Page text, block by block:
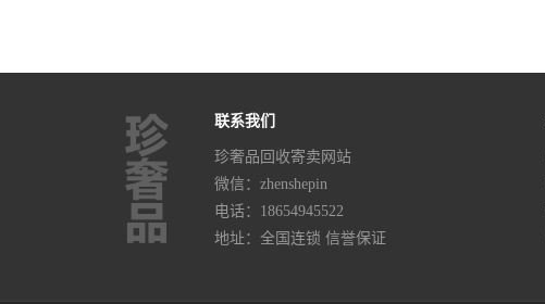
联系我们
珍奢品回收寄卖网站
微信：zhenshepin
电话： 18654945522
地址：全国连锁 信誉保证